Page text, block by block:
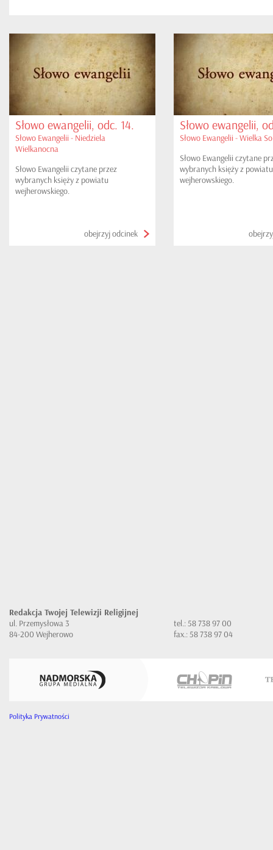
Słowo ewangelii, odc. 14.
Słowo Ewangelii - Niedziela
Wielkanocna
Słowo Ewangelii czytane przez
wybranych księży z powiatu
wejherowskiego.
obejrzyj odcinek
Słowo ewangelii,
Słowo Ewangelii - Wielka
Słowo Ewangelii czytane
wybranych księży z powiatu
wejherowskiego.
Redakcja Twojej Telewizji Religijnej
ul. Przemysłowa 3
84-200 Wejherowo
tel.: 58 738 97 00
fax.: 58 738 97 04
Polityka Prywatności